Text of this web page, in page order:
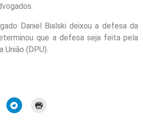
Daniel Bialski deixou a defesa da
que a defesa seja feita pela
União (DPU).